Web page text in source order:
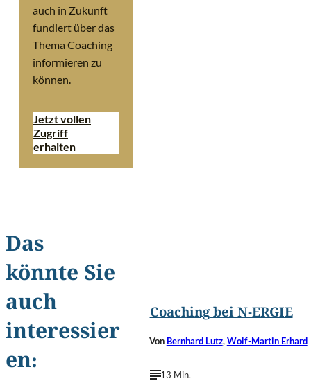
auch in Zukunft
fundiert über das
Thema Coaching
informieren zu
können.
Jetzt vollen
Zugriff
erhalten
Das
könnte Sie
auch
interessier
en:
Coaching bei N-ERGIE
Von Bernhard Lutz,Wolf-Martin Erhard
13 Min.